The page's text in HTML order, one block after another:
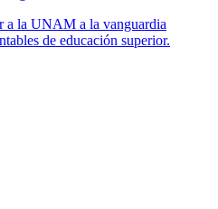
a la UNAM a la vanguardia
de educación superior.